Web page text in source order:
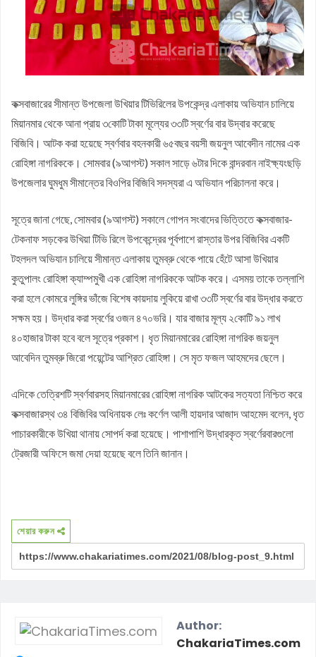
হবে: মুহাম্মদ শাহজাহান
চকরিয়া উপজেলা যুব জামায়াতের সভাপতি আবদুল্লাহ আল মামুর : সেক্রেটারি
কফিল উদ্দিন
জয়নাল আবেদীন মহিউচ্ছুন্নাহ দাখিল মাদ্রাসায় বৃক্ষরোপণ কর্মসূচি অনুষ্ঠিত
সসাসের পাঁচদিনের সংগীত কর্মশালা সম্পন্ন
বেগম রোকেয়া সাখাওয়াত হোসেন বৃত্তির তৃতীয় পুরস্কার পেলো তাসরিফুল
করিম
বেগম রোকেয়া সাখাওয়াত হোসেন বৃত্তির পুরস্কার পেলো পাঁচ শতাধিক
শিক্ষার্থী
চকরিয়া কেন্দ্রীয় উচ্চ বিদ্যালয়ে জুলাই গণঅভ্যুত্থান দিবস পালিত
কক্সবাজারের সীমান্ত উপজেলা উখিয়ার টিভিরিলের উপকেন্দ্র এলাকায় অভিযান চালিয়ে
মিয়ানমার থেকে আনা প্রায় ৩কোটি টাকা মূল্যের ৩৩টি স্বর্ণের বার উদ্বার করেছে
বিজিবি। আটক করা হয়েছে স্বর্ণবার বহনকারী ৬৫বছর বয়সী জয়নুল আবেদীন নামের এক
রোহিঙ্গা নাগরিককে। সোমবার (৯আগস্ট) সকাল সাড়ে ৬টার দিকে বান্দরবান নাইক্ষ্যংছড়ি
উপজেলার ঘুমধুম সীমান্তের বিওপির বিজিবি সদস্যরা এ অভিযান পরিচালনা করে।
সূত্রে জানা গেছে, সোমবার (৯আগস্ট) সকালে গোপন সংবাদের ভিত্তিতে কক্সবাজার-
টেকনাফ সড়কের উখিয়া টিভি রিলে উপকেন্দ্রের পূর্বপাশে রাস্তার উপর বিজিবির একটি
টহলদল অভিযান চালিয়ে সীমান্ত এলাকায় তুমব্রু থেকে পায়ে হেঁটে আসা উখিয়ার
কুতুপালং রোহিঙ্গা ক্যাম্পমুখী এক রোহিঙ্গা নাগরিককে আটক করে। এসময় তাকে তল্লাশি
করা হলে কোমরে লুঙ্গির ভাঁজে বিশেষ কায়দায় লুকিয়ে রাখা ৩৩টি স্বর্ণের বার উদ্ধার করতে
সক্ষম হয়। উদ্ধার করা স্বর্ণের ওজন ৪৭০ভরি। যার বাজার মূল্য ২কোটি ৯১ লাখ
৪০হাজার টাকা হবে বলে সূত্রে প্রকাশ। ধৃত মিয়ানমারের রোহিঙ্গা নাগরিক জয়নুল
আবেদিন তুমব্রু জিরো পয়েন্টের আশ্রিত রোহিঙ্গা। সে মৃত ফজল আহমদের ছেলে।
এদিকে তেত্রিশটি স্বর্ণবারসহ মিয়ানমারের রোহিঙ্গা নাগরিক আটকের সত্যতা নিশ্চিত করে
কক্সবাজারস্থ ৩৪ বিজিবির অধিনায়ক লেঃ কর্ণেল আলী হায়দার আজাদ আহমেদ বলেন, ধৃত
পাচারকারীকে উখিয়া থানায় সোপর্দ করা হয়েছে। পাশাপাশি উদ্ধারকৃত স্বর্ণেরবারগুলো
ট্রেজারী অফিসে জমা দেয়া হয়েছে বলে তিনি জানান।
শেয়ার করুন
Author:
ChakariaTimes.com